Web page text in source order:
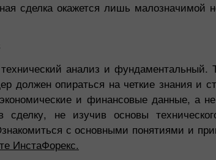
сделка окажется лишь малозначимой
анализ и
должен опираться на четкие знания и
и финансовые данные, а
не изучив основы
с основными понятиями и
ИнстаФорекс.